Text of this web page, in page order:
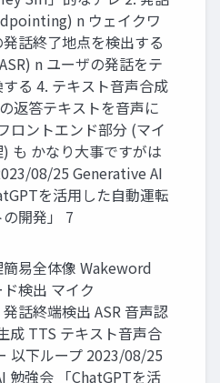
n ウェイクワ
話終了地点を検出する
n ユーザの発話をテ
る 4. テキスト音声合成
返答テキストを音声に
ロントエンド部分 (マイ
も かなり大事ですがは
08/25 Generative AI
を活用した自動運転
開発」 7
易全体像 Wakeword
検出 マイク
話終端検出 ASR 音声認
成 TTS テキスト音声合
以下ループ 2023/08/25
勉強会 「ChatGPTを活